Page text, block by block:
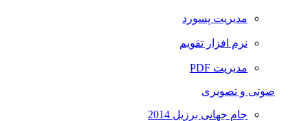
مدیریت پسورد
نرم افزار تقویم
مدیریت PDF
صوتی و تصویری
جام جهانی برزیل 2014